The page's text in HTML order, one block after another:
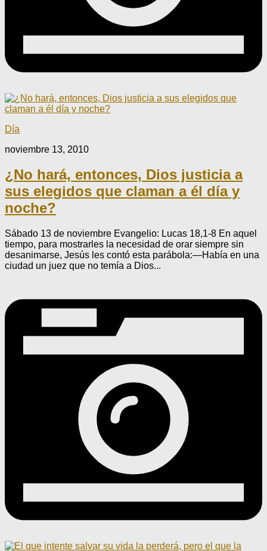
Día
noviembre 13, 2010
¿No hará, entonces, Dios justicia a
sus elegidos que claman a él día y
noche?
Sábado 13 de noviembre Evangelio: Lucas 18,1-8 En aquel
tiempo, para mostrarles la necesidad de orar siempre sin
desanimarse, Jesús les contó esta parábola:—Había en una
ciudad un juez que no temía a Dios...